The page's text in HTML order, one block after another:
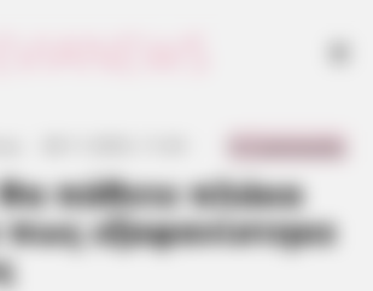
πάθετε πλάκα
πως εξαφανίστηκε